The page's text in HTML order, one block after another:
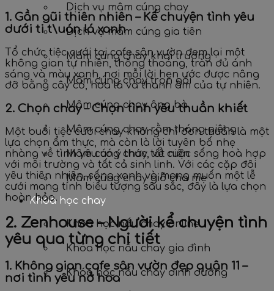
Dịch vụ mâm cúng chay
Dịch vụ mâm cúng gia tiên
Mâm cúng chay khai trương
Mâm cúng chay trọn gói
Mâm cúng chay ông bà
Mâm cúng chay rằm tháng giêng
Mâm cúng chay tất niên
Mâm cúng chay giỗ cha mẹ
Khoá học chay
Khoá học nấu chay online
Khóa học nấu chay gia đình
Khóa học nấu chay dinh dưỡng
1. Gần gũi thiên nhiên – Kế chuyện tình yêu
dưới ti t\uán lá xanh
Tổ chức tiệc cưới tại cafe sân vườn đem lại một
không gian tự nhiên, thống thoáng, tràn đủ ánh
sáng và màu xanh, nơi mỗi lời hẹn ước được nâng
đỡ bằng cây cỏ, hoa lá và thanh âm của tự nhiên.
2. Chọn chay – Chọn tình yêu thuần khiết
Một buổi tiệc cưới chay không chỉ đơn thuần là một
lựa chọn ẩm thực, mà còn là lời tuyên bố nhẹ
nhàng về tình yêu có ý thức, về cuộc sống hoà hợp
với môi trường và tất cả sinh linh. Với các cặp đôi
yêu thiên nhiên, sống xanh và mong muốn một lễ
cưới mang tính biểu tượng sâu sắc, đây là lựa chọn
hoàn hảo.
2. Zenhouse – Người kể chuyện tình
yêu qua từng chi tiết
1. Không gian cafe sân vườn đẹp quận 11 –
nơi tình yêu nở hoa